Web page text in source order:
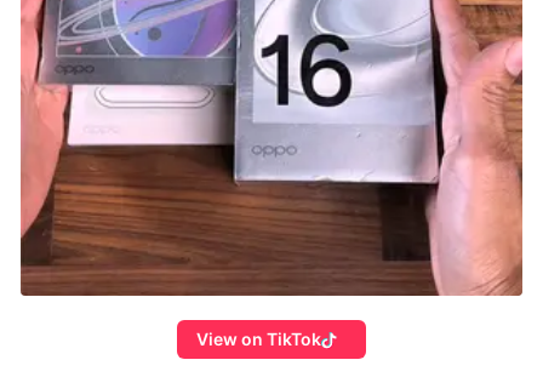
View on TikTok